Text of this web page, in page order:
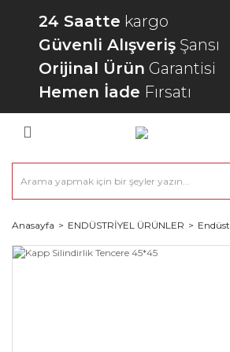
24 Saatte kargo
Güvenli Alışveriş Şansı
Orijinal Ürün Garantisi
Hemen İade Fırsatı
Anasayfa ENDÜSTRİYEL ÜRÜNLER